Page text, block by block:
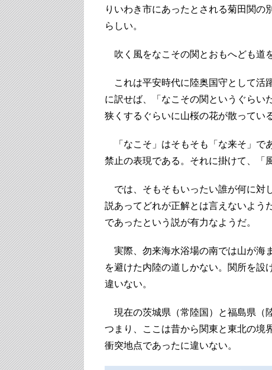
りいわき市にあったとされる菊田関の
らしい。
吹く風をなこその関とおもへども道
これは平安時代に陸奥国守として活
に訳せば、「なこその関というぐらい
狭くするぐらいに山桜の花が散ってい
「なこそ」はそもそも「な来そ」で
禁止の表現である。それに掛けて、「
では、そもそもいったい誰が何に対
説あってどれが正解とは言えないよう
であったという説が有力なようだ。
実際、勿来海水浴場の南では山が海
を避けた内陸の道しかない。関所を設
違いない。
現在の茨城県（常陸国）と福島県（
つまり、ここは昔から関東と東北の境
衝突地点であったに違いない。